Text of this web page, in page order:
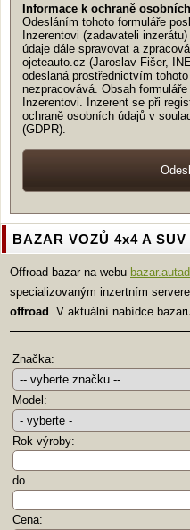
Informace k ochraně
Odesláním tohoto formuláře
Inzerentovi (zadavateli
údaje dále spravovat a
ojeteauto.cz (Jaroslav Fišer,
odeslaná prostřednictvím
nezpracovává. Obsah
Inzerentovi. Inzerent se při
ochraně osobních údajů v
(GDPR).
BAZAR VOZŮ 4x4 A SUV
Offroad bazar na webu
specializovaným inzertním
offroad
. V aktuální nabídce
Značka:
Model:
Rok výroby:
do
Cena: